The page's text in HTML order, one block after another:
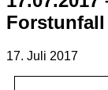
17. Juli 2017